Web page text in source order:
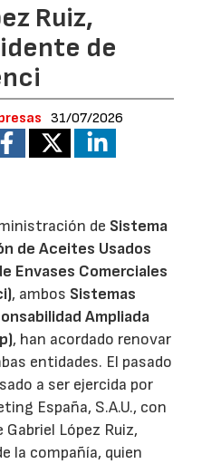
Ruiz,
de
31/07/2026
de Sistema
de Aceites Usados
Envases Comerciales
, ambos Sistemas
Ampliada
, han acordado renovar
entidades. El pasado
a ser ejercida por
España, S.A.U., con
López Ruiz,
la compañía, quien